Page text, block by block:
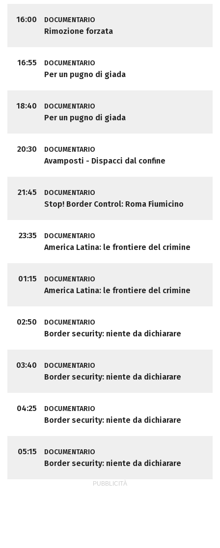
16:00 DOCUMENTARIO
Rimozione forzata
16:55 DOCUMENTARIO
Per un pugno di giada
18:40 DOCUMENTARIO
Per un pugno di giada
20:30 DOCUMENTARIO
Avamposti - Dispacci dal confine
21:45 DOCUMENTARIO
Stop! Border Control: Roma Fiumicino
23:35 DOCUMENTARIO
America Latina: le frontiere del crimine
01:15 DOCUMENTARIO
America Latina: le frontiere del crimine
02:50 DOCUMENTARIO
Border security: niente da dichiarare
03:40 DOCUMENTARIO
Border security: niente da dichiarare
04:25 DOCUMENTARIO
Border security: niente da dichiarare
05:15 DOCUMENTARIO
Border security: niente da dichiarare